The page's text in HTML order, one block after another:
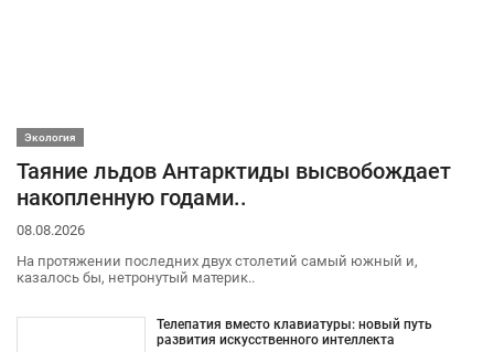
Экология
Таяние льдов Антарктиды высвобождает
накопленную годами..
08.08.2026
На протяжении последних двух столетий самый южный и,
казалось бы, нетронутый материк..
Телепатия вместо клавиатуры: новый путь
развития искусственного интеллекта